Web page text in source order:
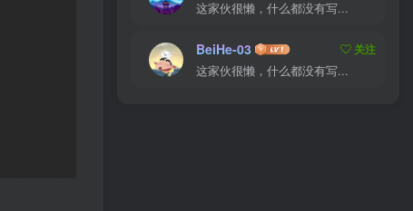
这家伙很懒，什么都没有写...
BeiHe-03
关注
这家伙很懒，什么都没有写...